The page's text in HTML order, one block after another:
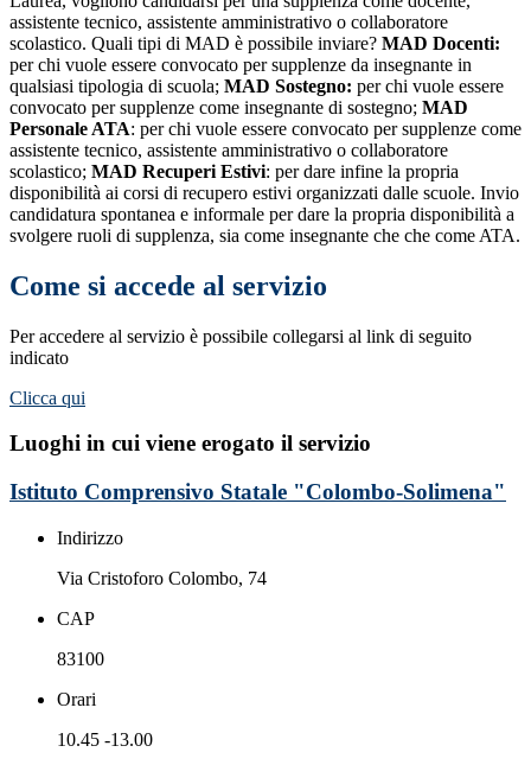
assistente tecnico, assistente amministrativo o collaboratore
scolastico. Quali tipi di MAD è possibile inviare? MAD Docenti:
per chi vuole essere convocato per supplenze da insegnante in
qualsiasi tipologia di scuola; MAD Sostegno: per chi vuole essere
convocato per supplenze come insegnante di sostegno; MAD
Personale ATA: per chi vuole essere convocato per supplenze come
assistente tecnico, assistente amministrativo o collaboratore
scolastico; MAD Recuperi Estivi: per dare infine la propria
disponibilità ai corsi di recupero estivi organizzati dalle scuole. Invio
candidatura spontanea e informale per dare la propria disponibilità a
svolgere ruoli di supplenza, sia come insegnante che che come ATA.
Come si accede al servizio
Per accedere al servizio è possibile collegarsi al link di seguito
indicato
Clicca qui
Luoghi in cui viene erogato il servizio
Istituto Comprensivo Statale "Colombo-Solimena"
Indirizzo
Via Cristoforo Colombo, 74
CAP
83100
Orari
10.45 -13.00